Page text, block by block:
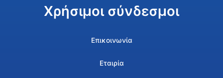
Χρήσιμοι σύνδεσμοι
Επικοινωνία
Εταιρία